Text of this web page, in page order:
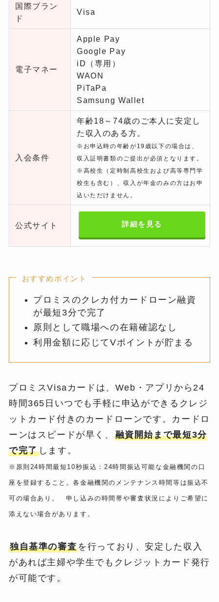
国際ブラン
ド
Visa
電子マネー
Apple Pay
Google Pay
iD（専用）
WAON
PiTaPa
Samsung Wallet
入会条件
年齢18～74歳のご本人に安定し
た収入のある方。
※お申込時の年齢が19歳以下の場合は、
収入証明書類のご提出が必須となります。
※高校生（定時制高校生および高等専門学
校生も含む）、収入が年金のみの方はお申
込いただけません。
公式サイト 詳細を見る
おすすめポイント
プロミスのクレカ付カードローン融資
が最短3分で完了
原則として職場への在籍確認なし
利用金額に応じてVポイントが貯まる
プロミスVisaカードは、Web・アプリから24
時間365日いつでも手軽に申込ができるクレジ
ットカード付きのカードローンです。カードロ
ーンはスピードが早く、 融資開始まで最短3分
で完了します。
※原則24時間最短10秒振込：24時間振込可能な金融機関の口
座を登録すること。各金融機関のメンテナンス時間等は振込不
可の場合あり。 申し込みの時間帯や審査状況によりご希望に
添えない場合があります。
独自基準の審査を行っており、安定した収入
があれば主婦や学生でもクレジットカード発行
が可能です。